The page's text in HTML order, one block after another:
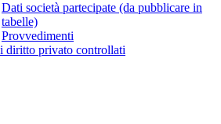
Dati società partecipate (da pubblicare in
tabelle)
Provvedimenti
diritto privato controllati